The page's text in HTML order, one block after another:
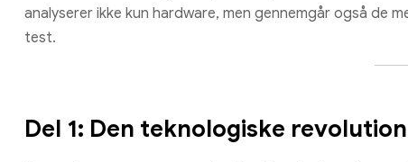
analyserer ikke kun hardware, men gennemgår også de
test.
Del 1: Den teknologiske